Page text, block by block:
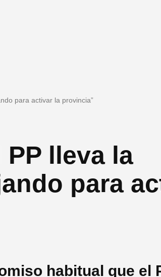
para activar la provincia”
PP lleva la
para
habitual que el